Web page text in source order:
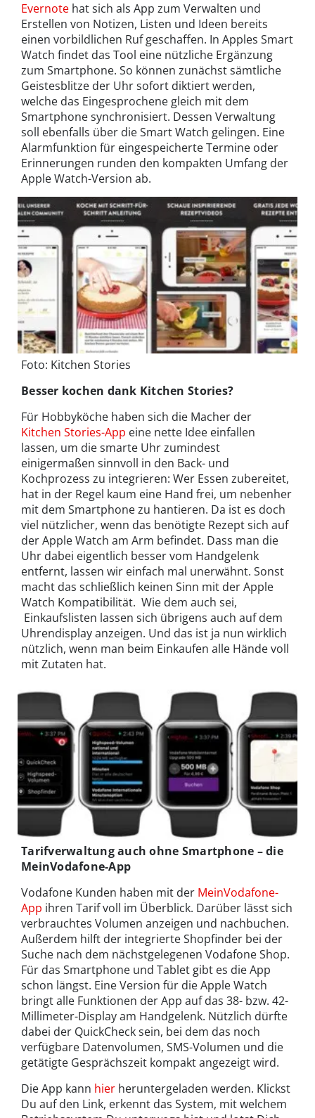
Evernote hat sich als App zum Verwalten und
Erstellen von Notizen, Listen und Ideen bereits
einen vorbildlichen Ruf geschaffen. In Apples Smart
Watch findet das Tool eine nützliche Ergänzung
zum Smartphone. So können zunächst sämtliche
Geistesblitze der Uhr sofort diktiert werden,
welche das Eingesprochene gleich mit dem
Smartphone synchronisiert. Dessen Verwaltung
soll ebenfalls über die Smart Watch gelingen. Eine
Alarmfunktion für eingespeicherte Termine oder
Erinnerungen runden den kompakten Umfang der
Apple Watch-Version ab.
Foto: Kitchen Stories
Besser kochen dank Kitchen Stories?
Für Hobbyköche haben sich die Macher der
Kitchen Stories-App eine nette Idee einfallen
lassen, um die smarte Uhr zumindest
einigermaßen sinnvoll in den Back- und
Kochprozess zu integrieren: Wer Essen zubereitet,
hat in der Regel kaum eine Hand frei, um nebenher
mit dem Smartphone zu hantieren. Da ist es doch
viel nützlicher, wenn das benötigte Rezept sich auf
der Apple Watch am Arm befindet. Dass man die
Uhr dabei eigentlich besser vom Handgelenk
entfernt, lassen wir einfach mal unerwähnt. Sonst
macht das schließlich keinen Sinn mit der Apple
Watch Kompatibilität. Wie dem auch sei,
Einkaufslisten lassen sich übrigens auch auf dem
Uhrendisplay anzeigen. Und das ist ja nun wirklich
nützlich, wenn man beim Einkaufen alle Hände voll
mit Zutaten hat.
Tarifverwaltung auch ohne Smartphone – die
MeinVodafone-App
Vodafone Kunden haben mit der MeinVodafone-
App ihren Tarif voll im Überblick. Darüber lässt sich
verbrauchtes Volumen anzeigen und nachbuchen.
Außerdem hilft der integrierte Shopfinder bei der
Suche nach dem nächstgelegenen Vodafone Shop.
Für das Smartphone und Tablet gibt es die App
schon längst. Eine Version für die Apple Watch
bringt alle Funktionen der App auf das 38- bzw. 42-
Millimeter-Display am Handgelenk. Nützlich dürfte
dabei der QuickCheck sein, bei dem das noch
verfügbare Datenvolumen, SMS-Volumen und die
getätigte Gesprächszeit kompakt angezeigt wird.
Die App kann hier heruntergeladen werden. Klickst
Du auf den Link, erkennt das System, mit welchem